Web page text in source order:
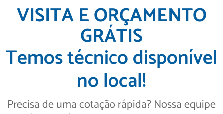
VISITA E ORÇAMENTO
GRÁTIS
Temos técnico disponível
no local!
Precisa de uma cotação rápida? Nossa equipe